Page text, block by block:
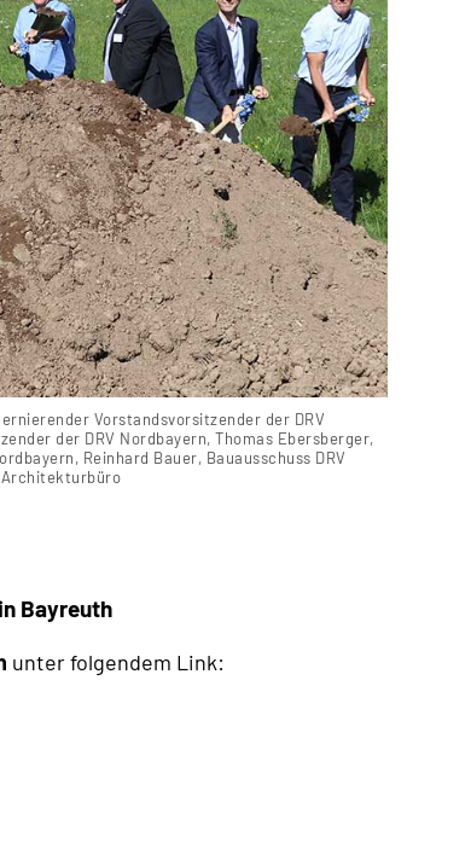
Vorstandsvorsitzender der DRV
der DRV Nordbayern, Thomas Ebersberger,
Reinhard Bauer, Bauausschuss DRV
Architekturbüro
Bayreuth
unter folgendem Link: